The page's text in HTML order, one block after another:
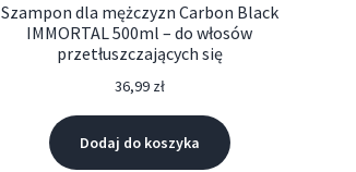
Szampon dla mężczyzn Carbon Black
IMMORTAL 500ml – do włosów
przetłuszczających się
36,99 zł
Dodaj do koszyka